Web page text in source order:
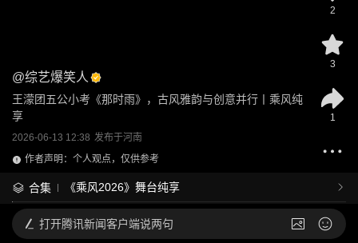
@综艺爆笑人
王濛团五公小考《那时雨》，古风雅韵与创意并行丨乘风纯
享
2026-06-13 12:38 发布于河南
作者声明：个人观点，仅供参考
合集 《乘风2026》舞台纯享
2
3
1
打开腾讯新闻客户端说两句